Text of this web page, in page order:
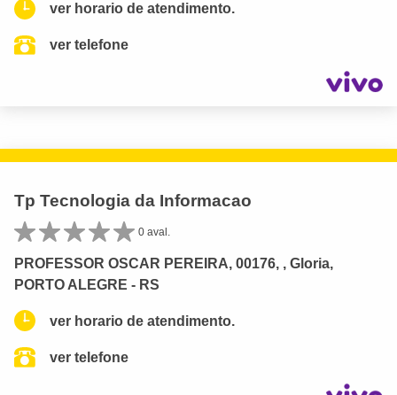
ver horario de atendimento.
ver telefone
Tp Tecnologia da Informacao
0 aval.
PROFESSOR OSCAR PEREIRA, 00176, , Gloria,
PORTO ALEGRE - RS
ver horario de atendimento.
ver telefone